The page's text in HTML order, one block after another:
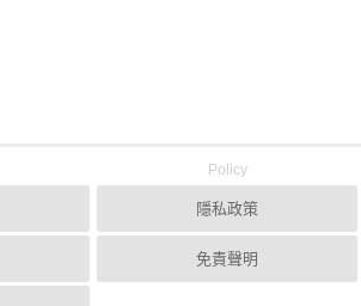
Policy
隱私政策
免責聲明